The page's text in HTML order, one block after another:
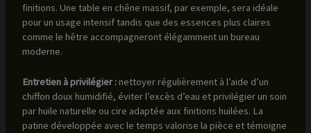
finitions. Une table en chêne massif, par exemple, sera idéale
pour un usage intensif tandis que des essences plus claires
comme le hêtre accompagneront élégamment un bureau
moderne.
Entretien à privilégier :nettoyer régulièrement à l’aide d’un
chiffon doux humidifié, éviter l’excès d’eau et privilégier un soin
par huile naturelle ou cire adaptée aux finitions huilées. La
patine développée avec le temps valorise la pièce et témoigne